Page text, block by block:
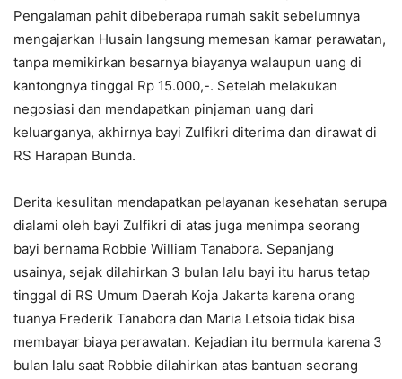
Pengalaman pahit dibeberapa rumah sakit sebelumnya
mengajarkan Husain langsung memesan kamar perawatan,
tanpa memikirkan besarnya biayanya walaupun uang di
kantongnya tinggal Rp 15.000,-. Setelah melakukan
negosiasi dan mendapatkan pinjaman uang dari
keluarganya, akhirnya bayi Zulfikri diterima dan dirawat di
RS Harapan Bunda.
Derita kesulitan mendapatkan pelayanan kesehatan serupa
dialami oleh bayi Zulfikri di atas juga menimpa seorang
bayi bernama Robbie William Tanabora. Sepanjang
usainya, sejak dilahirkan 3 bulan lalu bayi itu harus tetap
tinggal di RS Umum Daerah Koja Jakarta karena orang
tuanya Frederik Tanabora dan Maria Letsoia tidak bisa
membayar biaya perawatan. Kejadian itu bermula karena 3
bulan lalu saat Robbie dilahirkan atas bantuan seorang